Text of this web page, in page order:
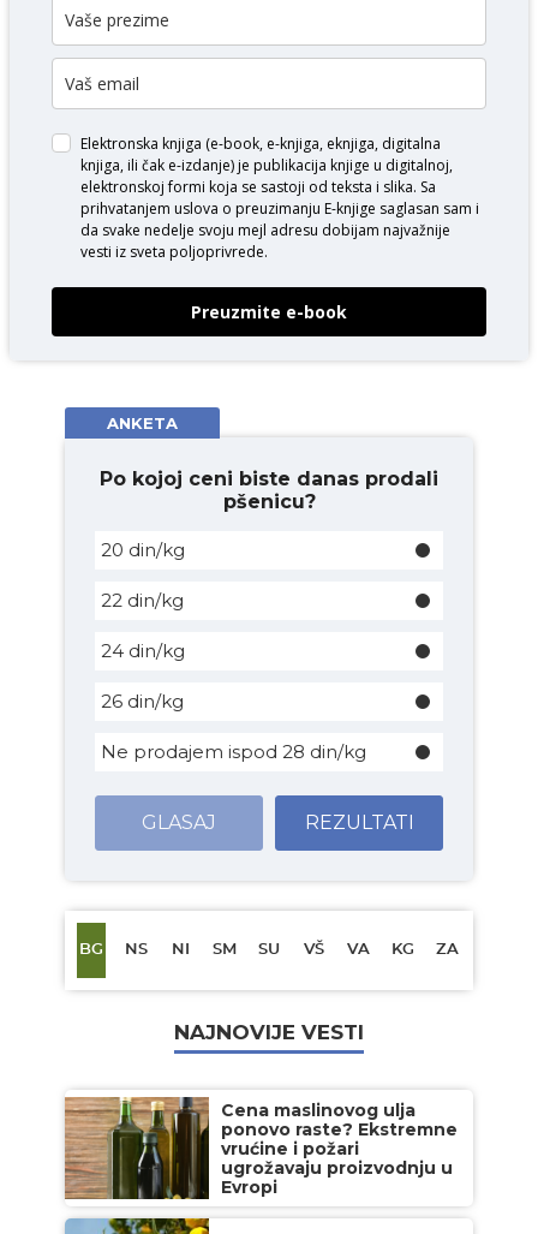
Elektronska knjiga (e-book, e-knjiga, eknjiga, digitalna
knjiga, ili čak e-izdanje) je publikacija knjige u digitalnoj,
elektronskoj formi koja se sastoji od teksta i slika. Sa
prihvatanjem uslova o preuzimanju E-knjige saglasan sam i
da svake nedelje svoju mejl adresu dobijam najvažnije
vesti iz sveta poljoprivrede.
Preuzmite e-book
ANKETA
Po kojoj ceni biste danas prodali
pšenicu?
20 din/kg
22 din/kg
24 din/kg
26 din/kg
Ne prodajem ispod 28 din/kg
GLASAJ REZULTATI
BG NS NI SM SU VŠ VA KG ZA
NAJNOVIJE VESTI
Cena maslinovog ulja
ponovo raste? Ekstremne
vrućine i požari
ugrožavaju proizvodnju u
Evropi